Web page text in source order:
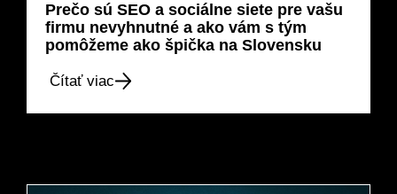
Prečo sú SEO a sociálne siete pre vašu
firmu nevyhnutné a ako vám s tým
pomôžeme ako špička na Slovensku
Čítať viac